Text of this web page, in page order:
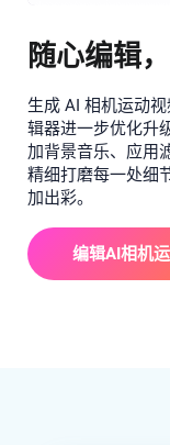
随心编辑
生成 AI 相机运动
辑器进一步优化升
加背景音乐、应用
精细打磨每一处细
加出彩。
编辑AI相机